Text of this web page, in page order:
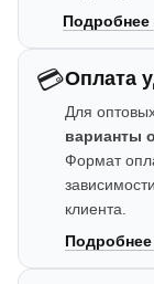
Подробнее
💳Оплата
Для
варианты
Формат
клиента.